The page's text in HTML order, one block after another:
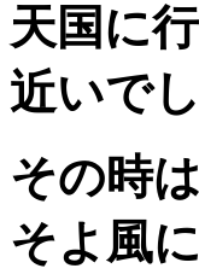
天国に
近いで
その時
そよ風